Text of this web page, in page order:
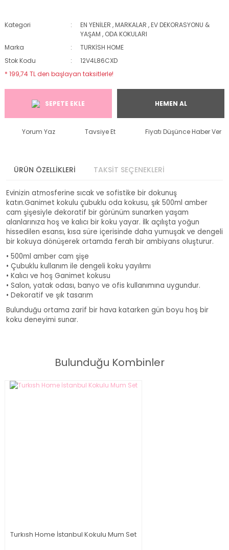
Kategori EN YENİLER ,MARKALAR ,EV DEKORASYONU &
YAŞAM , ODA KOKULARI
Marka
TURKİSH HOME
Stok Kodu
12V4L86CXD
* 199,74 TL den başlayan taksitlerle!
SEPETE EKLE HEMEN AL
Yorum Yaz Tavsiye Et Fiyatı Düşünce Haber Ver
ÜRÜN ÖZELLİKLERİ TAKSİT SEÇENEKLERİ
Evinizin atmosferine sıcak ve sofistike bir dokunuş
katın.Ganimet kokulu çubuklu oda kokusu, şık 500ml amber
cam şişesiyle dekoratif bir görünüm sunarken yaşam
alanlarınıza hoş ve kalıcı bir koku yayar. İlk açılışta yoğun
hissedilen esansı, kısa süre içerisinde daha yumuşak ve dengeli
bir kokuya dönüşerek ortamda ferah bir ambiyans oluşturur.
• 500ml amber cam şişe
• Çubuklu kullanım ile dengeli koku yayılımı
• Kalıcı ve hoş Ganimet kokusu
• Salon, yatak odası, banyo ve ofis kullanımına uygundur.
• Dekoratif ve şık tasarım
Bulunduğu ortama zarif bir hava katarken gün boyu hoş bir
koku deneyimi sunar.
Bulunduğu Kombinler
Turkısh Home İstanbul Kokulu Mum Set